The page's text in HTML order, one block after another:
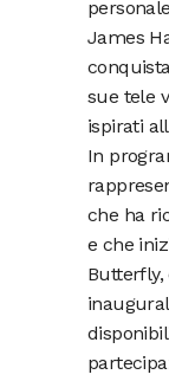
James
sue tele
ispirati
In
che ha
e che
Butterfly,